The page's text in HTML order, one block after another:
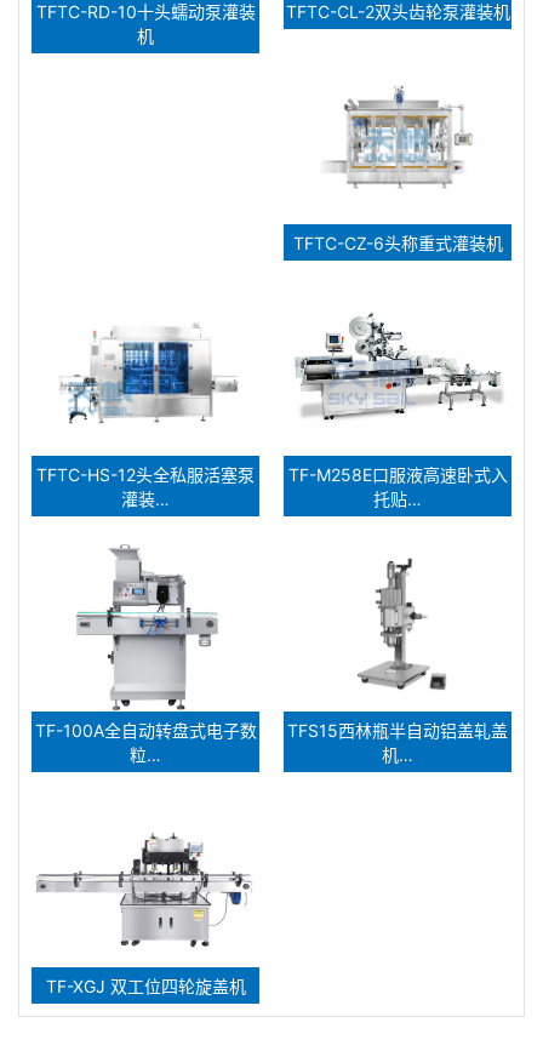
TFTC-RD-10十头蠕动泵灌装
机
TFTC-CL-2双头齿轮泵灌装机
TFTC-CZ-6头称重式灌装机
TFTC-HS-12头全私服活塞泵
灌装…
TF-M258E口服液高速卧式入
托贴…
TF-100A全自动转盘式电子数
粒…
TFS15西林瓶半自动铝盖轧盖
机…
TF-XGJ 双工位四轮旋盖机